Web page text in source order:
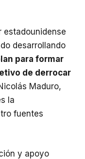
estadounidense
desarrollando
para formar
de derrocar
Maduro,
la
fuentes
y apoyo